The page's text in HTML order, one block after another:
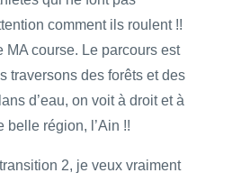
comment ils roulent !!
MA course. Le parcours est
traversons des forêts et des
d’eau, on voit à droit et à
belle région, l’Ain !!
2, je veux vraiment